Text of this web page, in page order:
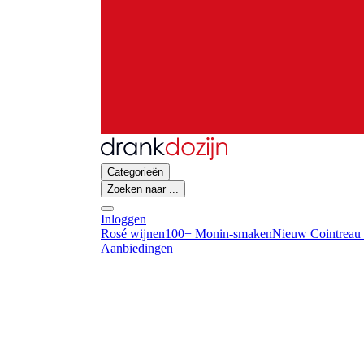
Categorieën
Zoeken naar ...
Inloggen
Rosé wijnen100+ Monin-smakenNieuw Cointreau
Aanbiedingen